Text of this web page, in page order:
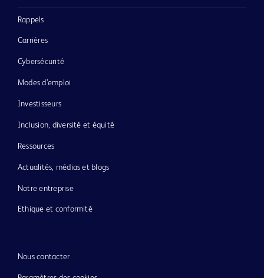
Rappels
Carrières
Cybersécurité
Modes d’emploi
Investisseurs
Inclusion, diversité et équité
Ressources
Actualités, médias et blogs
Notre entreprise
Ethique et conformité
Nous contacter